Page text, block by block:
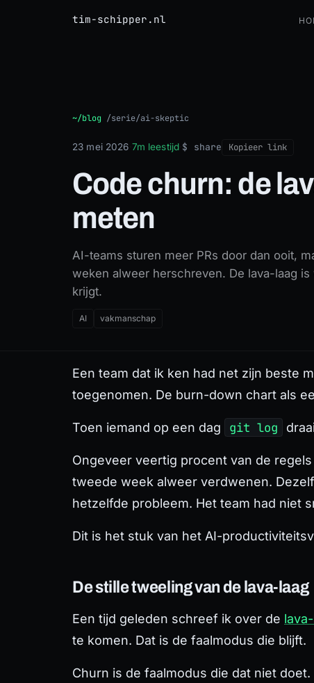
tim-schipper.nl
~/blog /serie/ai-skeptic
23 mei 2026 7m leestijd $ share Kopieer link
Code churn: de
meten
AI-teams sturen meer PRs door dan ooit,
weken alweer herschreven. De lava-laag
krijgt.
AI vakmanschap
Een team dat ik ken had net zijn beste
toegenomen. De burn-down chart als
Toen iemand op een dag git log
Ongeveer veertig procent van de
tweede week alweer verdwenen.
hetzelfde probleem. Het team had niet
Dit is het stuk van het AI-
De stille tweeling van de lava-laag
Een tijd geleden schreef ik over de
te komen. Dat is de faalmodus die blijft.
Churn is de faalmodus die dat niet doet.